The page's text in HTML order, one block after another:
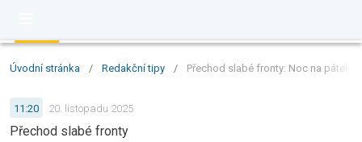
Úvodní stránka / Redakční tipy / Přechod slabé fronty: Noc na pátek
11:20 20. listopadu 2025
Přechod slabé fronty